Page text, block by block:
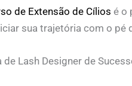
de Extensão de Cílios é o
sua trajetória com o pé
Lash Designer de